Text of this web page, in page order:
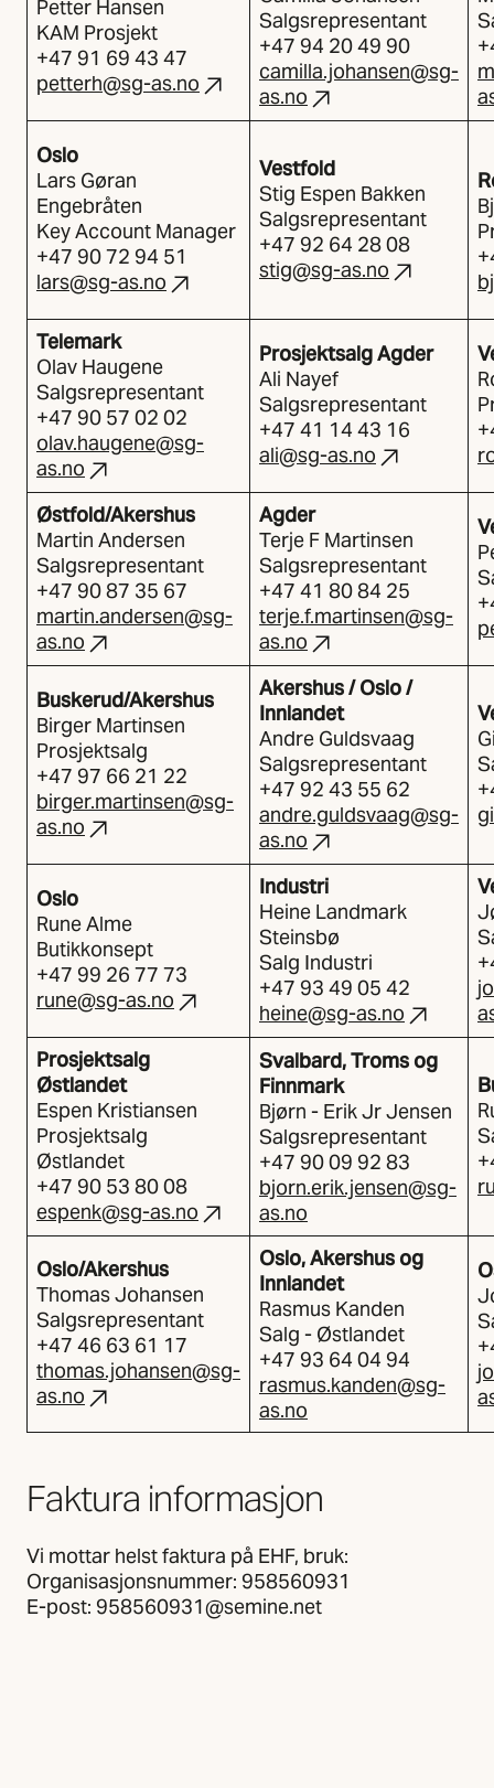
Petter Hansen
KAM Prosjekt
+47 91 69 43 47
petterh@sg-as.no
Salgsrepresentant
+47 94 20 49 90
camilla.johansen@sg-
as.no
Oslo
Lars Gøran
Engebråten
Key Account Manager
+47 90 72 94 51
lars@sg-as.no
Vestfold
Stig Espen Bakken
Salgsrepresentant
+47 92 64 28 08
stig@sg-as.no
Telemark
Olav Haugene
Salgsrepresentant
+47 90 57 02 02
olav.haugene@sg-
as.no
​Prosjektsalg Agder
Ali Nayef
Salgsrepresentant
+47 41 14 43 16
ali@sg-as.no
Østfold/Akershus
Martin Andersen
Salgsrepresentant
+47 90 87 35 67
martin.andersen@sg-
as.no
Agder
Terje F Martinsen
Salgsrepresentant
+47 41 80 84 25
terje.f.martinsen@sg-
as.no
Buskerud/Akershus
Birger Martinsen
Prosjektsalg
+47 97 66 21 22
birger.martinsen@sg-
as.no
Akershus / Oslo /
Innlandet
Andre Guldsvaag
Salgsrepresentant
+47 92 43 55 62
andre.guldsvaag@sg-
as.no
Oslo
Rune Alme
Butikkonsept
+47 99 26 77 73
rune@sg-as.no
Industri
Heine Landmark
Steinsbø
Salg Industri
+47 93 49 05 42
heine@sg-as.no
Prosjektsalg
Østlandet
Espen Kristiansen
Prosjektsalg
Østlandet
+47 90 53 80 08
espenk@sg-as.no
Svalbard, Troms og
Finnmark
Bjørn - Erik Jr Jensen
Salgsrepresentant
+47 90 09 92 83
bjorn.erik.jensen@sg-
as.no
Oslo/Akershus
Thomas Johansen
Salgsrepresentant
+47 46 63 61 17
thomas.johansen@sg-
as.no
Oslo, Akershus og
Innlandet
Rasmus Kanden
Salg - Østlandet
+47 93 64 04 94
rasmus.kanden@sg-
as.no
Faktura informasjon
Vi mottar helst faktura på EHF, bruk:
Organisasjonsnummer: 958560931
E-post: 958560931@semine.net